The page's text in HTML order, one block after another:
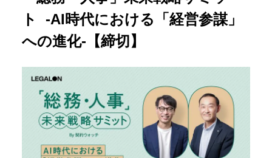
ト -AI時代における「経営参謀」
への進化-【締切】